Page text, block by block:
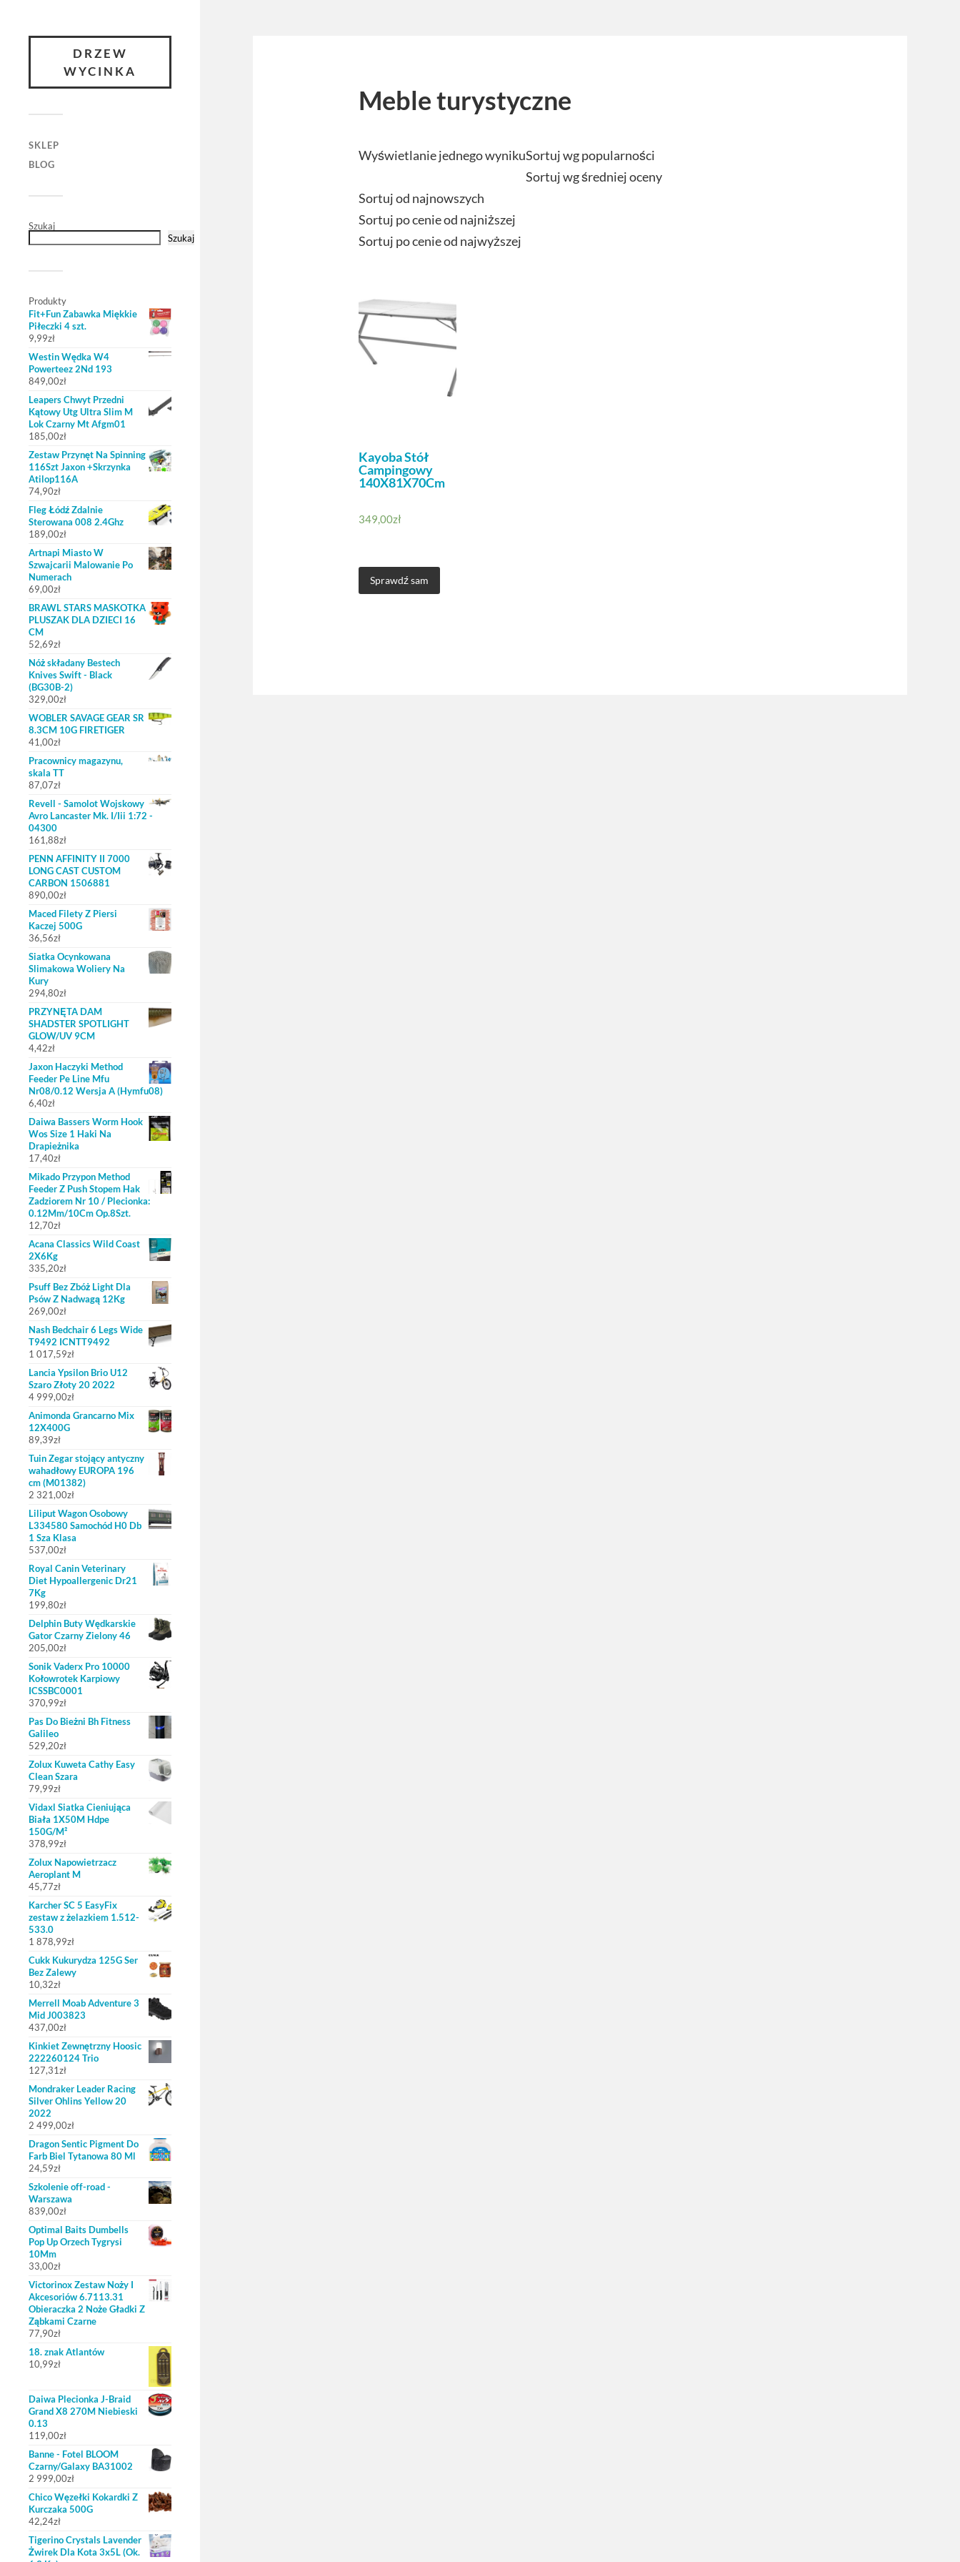
DRZEW
WYCINKA
SKLEP
BLOG
Szukaj
Szukaj
Produkty
Fit+Fun Zabawka Miękkie
Piłeczki 4 szt.
9,99zł
Westin Wędka W4
Powerteez 2Nd 193
849,00zł
Leapers Chwyt Przedni
Kątowy Utg Ultra Slim M
Lok Czarny Mt Afgm01
185,00zł
Zestaw Przynęt Na Spinning
116Szt Jaxon +Skrzynka
Atilop116A
74,90zł
Fleg Łódź Zdalnie
Sterowana 008 2.4Ghz
189,00zł
Artnapi Miasto W
Szwajcarii Malowanie Po
Numerach
69,00zł
BRAWL STARS MASKOTKA
PLUSZAK DLA DZIECI 16
CM
52,69zł
Nóż składany Bestech
Knives Swift - Black
(BG30B-2)
329,00zł
WOBLER SAVAGE GEAR SR
8.3CM 10G FIRETIGER
41,00zł
Pracownicy magazynu,
skala TT
87,07zł
Revell - Samolot Wojskowy
Avro Lancaster Mk. I/Iii 1:72 -
04300
161,88zł
PENN AFFINITY II 7000
LONG CAST CUSTOM
CARBON 1506881
890,00zł
Maced Filety Z Piersi
Kaczej 500G
36,56zł
Siatka Ocynkowana
Slimakowa Woliery Na
Kury
294,80zł
PRZYNĘTA DAM
SHADSTER SPOTLIGHT
GLOW/UV 9CM
4,42zł
Jaxon Haczyki Method
Feeder Pe Line Mfu
Nr08/0.12 Wersja A (Hymfu08)
6,40zł
Daiwa Bassers Worm Hook
Wos Size 1 Haki Na
Drapieżnika
17,40zł
Mikado Przypon Method
Feeder Z Push Stopem Hak
Zadziorem Nr 10 / Plecionka:
0.12Mm/10Cm Op.8Szt.
12,70zł
Acana Classics Wild Coast
2X6Kg
335,20zł
Psuff Bez Zbóż Light Dla
Psów Z Nadwagą 12Kg
269,00zł
Nash Bedchair 6 Legs Wide
T9492 ICNTT9492
1 017,59zł
Lancia Ypsilon Brio U12
Szaro Złoty 20 2022
4 999,00zł
Animonda Grancarno Mix
12X400G
89,39zł
Tuin Zegar stojący antyczny
wahadłowy EUROPA 196
cm (M01382)
2 321,00zł
Liliput Wagon Osobowy
L334580 Samochód H0 Db
1 Sza Klasa
537,00zł
Royal Canin Veterinary
Diet Hypoallergenic Dr21
7Kg
199,80zł
Delphin Buty Wędkarskie
Gator Czarny Zielony 46
205,00zł
Sonik Vaderx Pro 10000
Kołowrotek Karpiowy
ICSSBC0001
370,99zł
Pas Do Bieżni Bh Fitness
Galileo
529,20zł
Zolux Kuweta Cathy Easy
Clean Szara
79,99zł
Vidaxl Siatka Cieniująca
Biała 1X50M Hdpe
150G/M²
378,99zł
Zolux Napowietrzacz
Aeroplant M
45,77zł
Karcher SC 5 EasyFix
zestaw z żelazkiem 1.512-
533.0
1 878,99zł
Cukk Kukurydza 125G Ser
Bez Zalewy
10,32zł
Merrell Moab Adventure 3
Mid J003823
437,00zł
Kinkiet Zewnętrzny Hoosic
222260124 Trio
127,31zł
Mondraker Leader Racing
Silver Ohlins Yellow 20
2022
2 499,00zł
Dragon Sentic Pigment Do
Farb Biel Tytanowa 80 Ml
24,59zł
Szkolenie off-road -
Warszawa
839,00zł
Optimal Baits Dumbells
Pop Up Orzech Tygrysi
10Mm
33,00zł
Victorinox Zestaw Noży I
Akcesoriów 6.7113.31
Obieraczka 2 Noże Gładki Z
Ząbkami Czarne
77,90zł
18. znak Atlantów
10,99zł
Daiwa Plecionka J-Braid
Grand X8 270M Niebieski
0.13
119,00zł
Banne - Fotel BLOOM
Czarny/Galaxy BA31002
2 999,00zł
Chico Węzełki Kokardki Z
Kurczaka 500G
42,24zł
Tigerino Crystals Lavender
Żwirek Dla Kota 3x5L (Ok.
Meble turystyczne
Wyświetlanie jednego wynikuSortuj wg popularności
Sortuj wg średniej oceny
Sortuj od najnowszych
Sortuj po cenie od najniższej
Sortuj po cenie od najwyższej
Kayoba Stół
Campingowy
140X81X70Cm
349,00zł
Sprawdź sam